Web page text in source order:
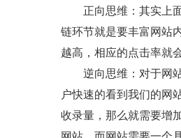
正向思维：其实上面
链环节就是要丰富网站
越高，相应的点击率就
逆向思维：对于网站
户快速的看到我们的网
收录量，那么就需要增